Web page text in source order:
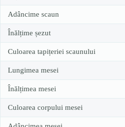
Adâncime scaun
Înălțime șezut
Culoarea tapițeriei scaunului
Lungimea mesei
Înălțimea mesei
Culoarea corpului mesei